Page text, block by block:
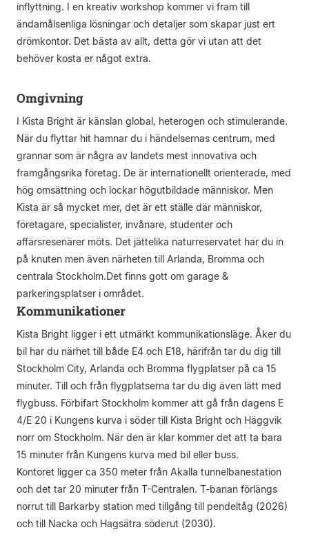
inflyttning. I en kreativ workshop kommer vi fram till
ändamålsenliga lösningar och detaljer som skapar just ert
drömkontor. Det bästa av allt, detta gör vi utan att det
behöver kosta er något extra.
Omgivning
I Kista Bright är känslan global, heterogen och stimulerande.
När du flyttar hit hamnar du i händelsernas centrum, med
grannar som är några av landets mest innovativa och
framgångsrika företag. De är internationellt orienterade, med
hög omsättning och lockar högutbildade människor. Men
Kista är så mycket mer, det är ett ställe där människor,
företagare, specialister, invånare, studenter och
affärsresenärer möts. Det jättelika naturreservatet har du in
på knuten men även närheten till Arlanda, Bromma och
centrala Stockholm.Det finns gott om garage &
parkeringsplatser i området.
Kommunikationer
Kista Bright ligger i ett utmärkt kommunikationsläge. Åker du
bil har du närhet till både E4 och E18, härifrån tar du dig till
Stockholm City, Arlanda och Bromma flygplatser på ca 15
minuter. Till och från flygplatserna tar du dig även lätt med
flygbuss. Förbifart Stockholm kommer att gå från dagens E
4/E 20 i Kungens kurva i söder till Kista Bright och Häggvik
norr om Stockholm. När den är klar kommer det att ta bara
15 minuter från Kungens kurva med bil eller buss.
Kontoret ligger ca 350 meter från Akalla tunnelbanestation
och det tar 20 minuter från T-Centralen. T-banan förlängs
norrut till Barkarby station med tillgång till pendeltåg (2026)
och till Nacka och Hagsätra söderut (2030).